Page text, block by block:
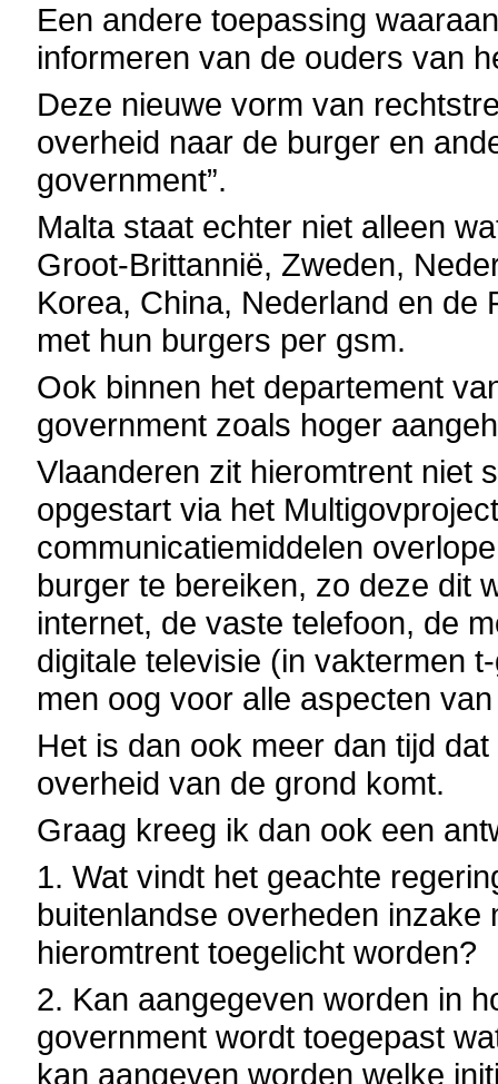
Een andere toepassing
informeren van de ouders van
Deze nieuwe vorm van
overheid naar de burger en
government”.
Malta staat echter niet alleen
Groot-Brittannië, Zweden,
Korea, China, Nederland en de
met hun burgers per gsm.
Ook binnen het departement
government zoals hoger
Vlaanderen zit hieromtrent niet
opgestart via het
communicatiemiddelen
burger te bereiken, zo deze dit
internet, de vaste telefoon, de
digitale televisie (in vaktermen
men oog voor alle aspecten
Het is dan ook meer dan tijd
overheid van de grond komt.
Graag kreeg ik dan ook een
1. Wat vindt het geachte
buitenlandse overheden
hieromtrent toegelicht worden?
2. Kan aangegeven worden in
government wordt toegepast
kan aangeven worden welke